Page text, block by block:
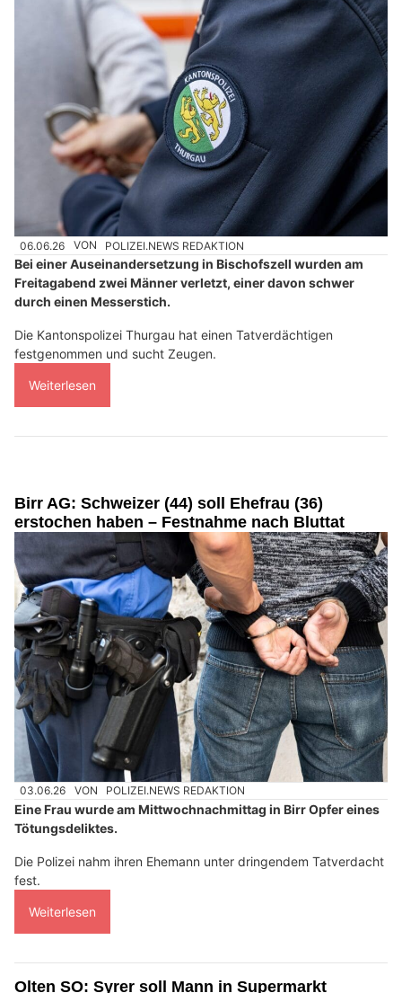
06.06.26 VON POLIZEI.NEWS REDAKTION
Bei einer Auseinandersetzung in Bischofszell wurden am
Freitagabend zwei Männer verletzt, einer davon schwer
durch einen Messerstich.
Die Kantonspolizei Thurgau hat einen Tatverdächtigen
festgenommen und sucht Zeugen.
Weiterlesen
Birr AG: Schweizer (44) soll Ehefrau (36)
erstochen haben – Festnahme nach Bluttat
03.06.26 VON POLIZEI.NEWS REDAKTION
Eine Frau wurde am Mittwochnachmittag in Birr Opfer eines
Tötungsdeliktes.
Die Polizei nahm ihren Ehemann unter dringendem Tatverdacht
fest.
Weiterlesen
Olten SO: Syrer soll Mann in Supermarkt